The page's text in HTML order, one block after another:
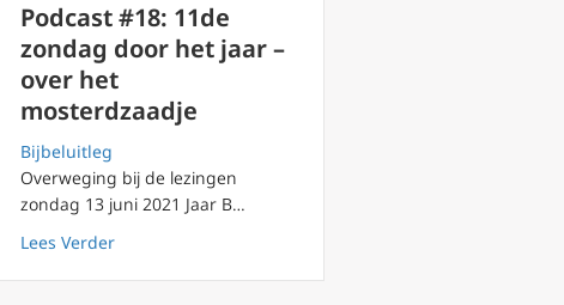
in geloof werkelijk? Mgr Rob Mutsaerts
Podcast #18: 11de
zondag door het jaar –
over het
mosterdzaadje
Bijbeluitleg
Overweging bij de lezingen
zondag 13 juni 2021 Jaar B…
Lees Verderabout Podcast #18: 11de zondag door het jaar – over